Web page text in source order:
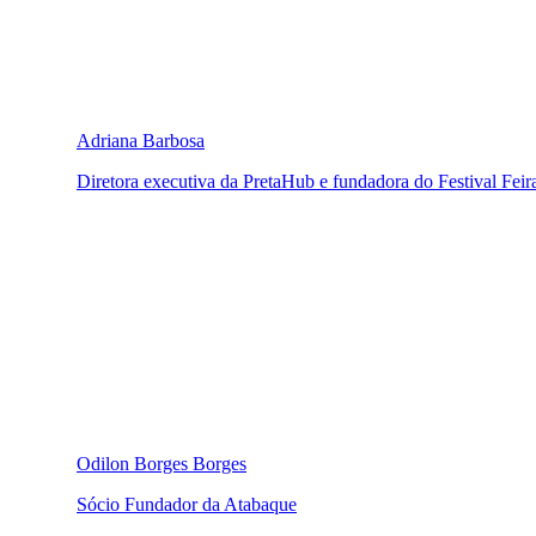
Adriana Barbosa
Diretora executiva da PretaHub e fundadora do Festival
Odilon Borges Borges
Sócio Fundador da Atabaque